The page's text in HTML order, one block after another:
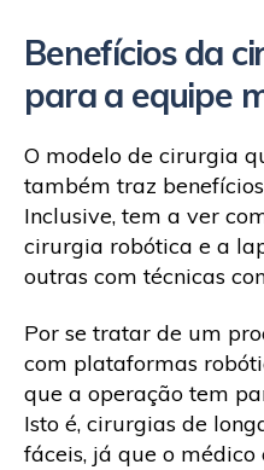
Benefícios da
para a equipe
O modelo de cirurgia
também traz
Inclusive, tem a ver
cirurgia robótica e a
outras com técnicas
Por se tratar de um
com plataformas
que a operação tem
Isto é, cirurgias de
fáceis, já que o médico